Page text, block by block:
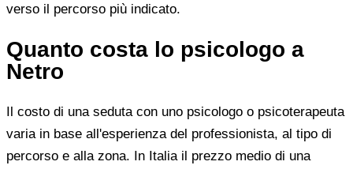
verso il percorso più indicato.
Quanto costa lo psicologo a
Netro
Il costo di una seduta con uno psicologo o psicoterapeuta
varia in base all'esperienza del professionista, al tipo di
percorso e alla zona. In Italia il prezzo medio di una